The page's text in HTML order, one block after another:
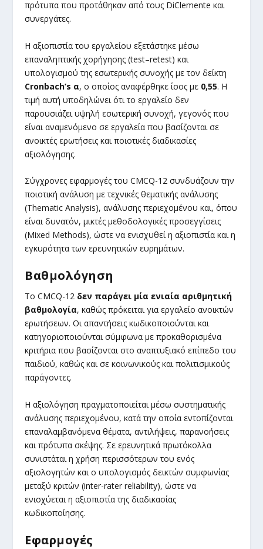
πρότυπα που προτάθηκαν από τους DiClemente και
συνεργάτες.
Η αξιοπιστία του εργαλείου εξετάστηκε μέσω
επαναληπτικής χορήγησης (test–retest) και
υπολογισμού της εσωτερικής συνοχής με τον δείκτη
Cronbach’s α, ο οποίος αναφέρθηκε ίσος με 0,55. Η
τιμή αυτή υποδηλώνει ότι το εργαλείο δεν
παρουσιάζει υψηλή εσωτερική συνοχή, γεγονός που
είναι αναμενόμενο σε εργαλεία που βασίζονται σε
ανοικτές ερωτήσεις και ποιοτικές διαδικασίες
αξιολόγησης.
Σύγχρονες εφαρμογές του CMCQ-12 συνδυάζουν την
ποιοτική ανάλυση με τεχνικές θεματικής ανάλυσης
(Thematic Analysis), ανάλυσης περιεχομένου και, όπου
είναι δυνατόν, μικτές μεθοδολογικές προσεγγίσεις
(Mixed Methods), ώστε να ενισχυθεί η αξιοπιστία και η
εγκυρότητα των ερευνητικών ευρημάτων.
Βαθμολόγηση
Το CMCQ-12 δεν παράγει μία ενιαία αριθμητική
βαθμολογία, καθώς πρόκειται για εργαλείο ανοικτών
ερωτήσεων. Οι απαντήσεις κωδικοποιούνται και
κατηγοριοποιούνται σύμφωνα με προκαθορισμένα
κριτήρια που βασίζονται στο αναπτυξιακό επίπεδο του
παιδιού, καθώς και σε κοινωνικούς και πολιτισμικούς
παράγοντες.
Η αξιολόγηση πραγματοποιείται μέσω συστηματικής
ανάλυσης περιεχομένου, κατά την οποία εντοπίζονται
επαναλαμβανόμενα θέματα, αντιλήψεις, παρανοήσεις
και πρότυπα σκέψης. Σε ερευνητικά πρωτόκολλα
συνιστάται η χρήση περισσότερων του ενός
αξιολογητών και ο υπολογισμός δεικτών συμφωνίας
μεταξύ κριτών (inter-rater reliability), ώστε να
ενισχύεται η αξιοπιστία της διαδικασίας
κωδικοποίησης.
Εφαρμογές